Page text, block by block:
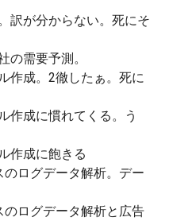
訳が分からない。死にそ
の需要予測。
作成。2徹したぁ。死に
作成に慣れてくる。う
作成に飽きる
ログデータ解析。デー
ログデータ解析と広告